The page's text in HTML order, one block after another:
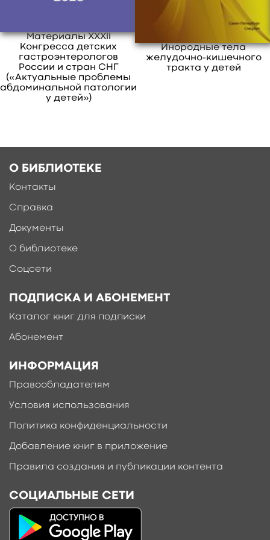
Материалы XXXII
Конгресса детских
гастроэнтерологов
России и стран СНГ
(«Актуальные проблемы
абдоминальной патологии
у детей»)
Инородные тела
желудочно-кишечного
тракта у детей
О БИБЛИОТЕКЕ
Контакты
Справка
Документы
О библиотеке
Соцсети
ПОДПИСКА И АБОНЕМЕНТ
Каталог книг для подписки
Абонемент
ИНФОРМАЦИЯ
Правообладателям
Условия использования
Политика конфиденциальности
Добавление книг в приложение
Правила создания и публикации контента
СОЦИАЛЬНЫЕ СЕТИ